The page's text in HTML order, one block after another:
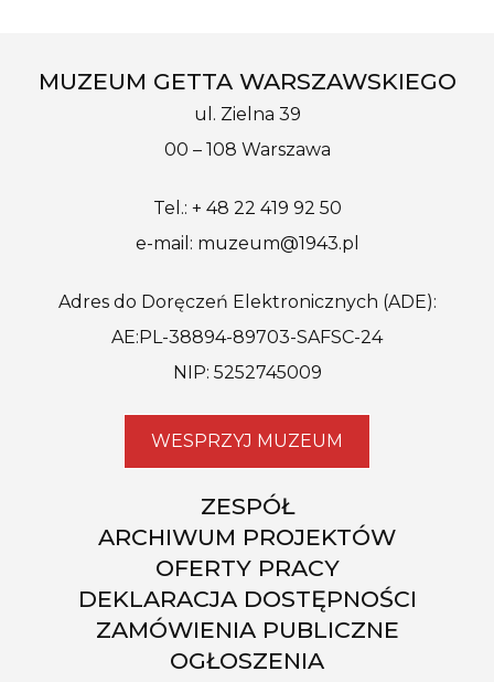
MUZEUM GETTA WARSZAWSKIEGO
ul. Zielna 39
00 – 108 Warszawa
Tel.: + 48 22 419 92 50
e-mail: muzeum@1943.pl
Adres do Doręczeń Elektronicznych (ADE):
AE:PL-38894-89703-SAFSC-24
NIP: 5252745009
WESPRZYJ MUZEUM
ZESPÓŁ
ARCHIWUM PROJEKTÓW
OFERTY PRACY
DEKLARACJA DOSTĘPNOŚCI
ZAMÓWIENIA PUBLICZNE
OGŁOSZENIA